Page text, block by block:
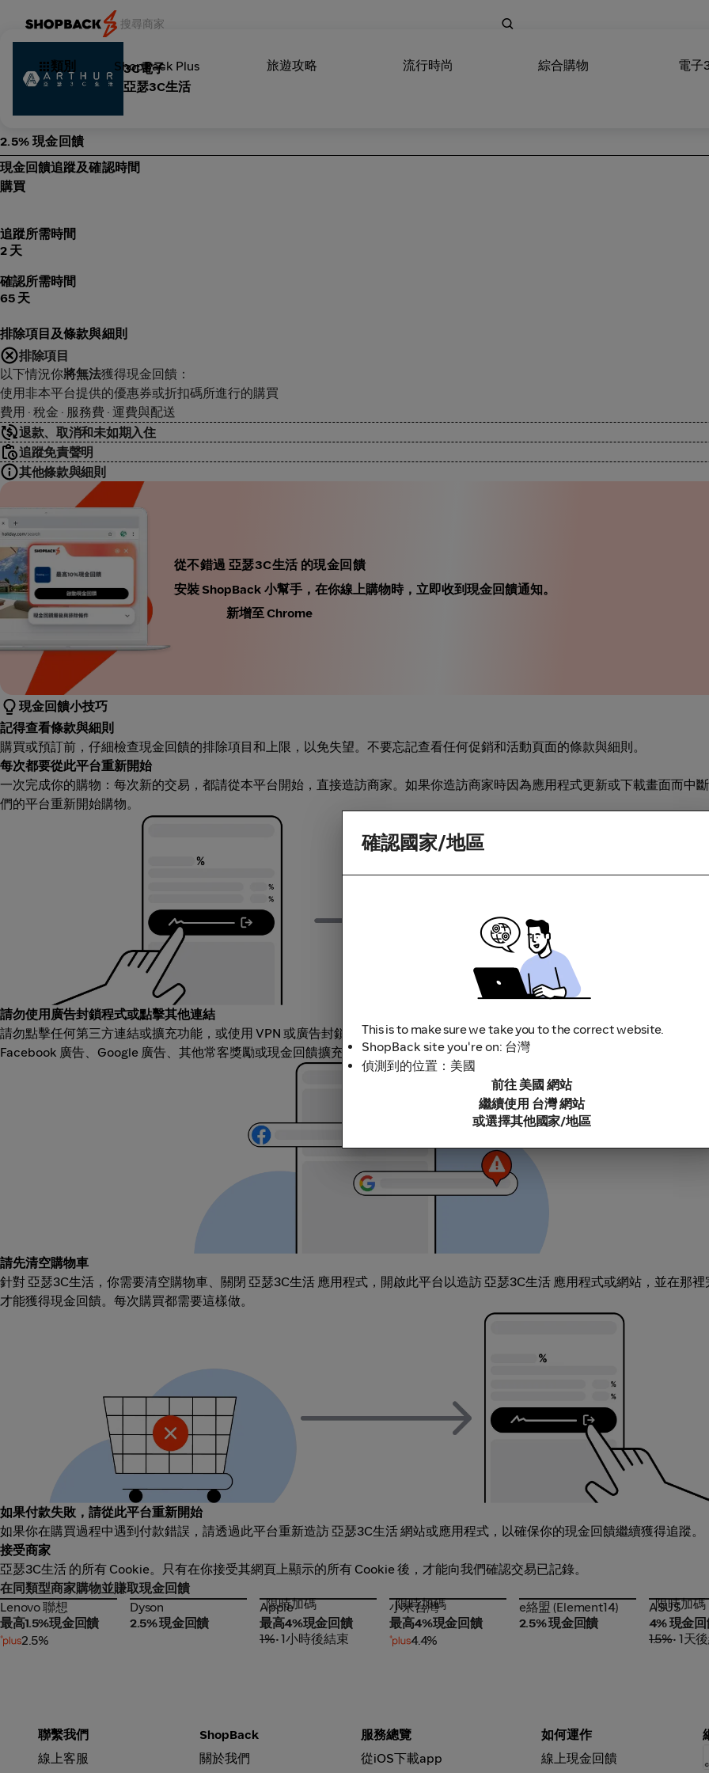
類別 ShopBack Plus 旅遊攻略 流行時尚 綜合購物 電子
3C電子
亞瑟3C生活
2.5% 現金回饋
現金回饋追蹤及確認時間
購買
追蹤所需時間
2 天
確認所需時間
65 天
排除項目及條款與細則
排除項目
以下情況你將無法獲得現金回饋：
使用非本平台提供的優惠券或折扣碼所進行的購買
費用 · 稅金 · 服務費 · 運費與配送
退款、取消和未如期入住
追蹤免責聲明
其他條款與細則
從不錯過 亞瑟3C生活 的現金回饋
安裝 ShopBack 小幫手，在你線上購物時，立即收到現金回饋通知。
新增至 Chrome
現金回饋小技巧
記得查看條款與細則
購買或預訂前，仔細檢查現金回饋的排除項目和上限，以免失望。不要忘記查看任何促銷和活動頁面的條款與細則。
每次都要從此平台重新開始
一次完成你的購物：每次新的交易，都請從本平台開始，直接造訪商家。如果你造訪商家時因為應用程式更新或下載畫面而中
們的平台重新開始購物。
請勿使用廣告封鎖程式或點擊其他連結
請勿點擊任何第三方連結或擴充功能，或使用 VPN 或廣告封鎖軟體，因為這些可能導致無法追蹤你的現金回饋。部分範例包括：
Facebook 廣告、Google 廣告、其他常客獎勵或現金回饋擴充功能連結。
請先清空購物車
針對 亞瑟3C生活，你需要清空購物車、關閉 亞瑟3C生活 應用程式，開啟此平台以造訪 亞瑟3C生活 應用程式或網站，並在那裡
才能獲得現金回饋。每次購買都需要這樣做。
如果付款失敗，請從此平台重新開始
如果你在購買過程中遇到付款錯誤，請透過此平台重新造訪 亞瑟3C生活 網站或應用程式，以確保你的現金回饋繼續獲得追蹤。
接受商家
亞瑟3C生活 的所有 Cookie。只有在你接受其網頁上顯示的所有 Cookie 後，才能向我們確認交易已記錄。
在同類型商家購物並賺取現金回饋
Lenovo 聯想
Lenovo 聯想
最高1.5%現金回饋
2.5%
Dyson
Dyson
2.5% 現金回饋
Apple
限時加碼
Apple
最高4%現金回饋
1%• 1小時後結束
小米台灣
限時加碼
小米台灣
最高4%現金回饋
4.4%
e絡盟 (Element14)
e絡盟 (Element14)
2.5% 現金回饋
ASUS
限時加碼
ASUS
4% 現金
1.5%• 1天
聯繫我們
線上客服
ShopBack
關於我們
服務總覽
從iOS下載app
如何運作
線上現金回饋
確認國家/地區
This is to make sure we take you to the correct website.
ShopBack site you're on: 台灣
偵測到的位置：美國
前往 美國 網站
繼續使用 台灣 網站
或選擇其他國家/地區